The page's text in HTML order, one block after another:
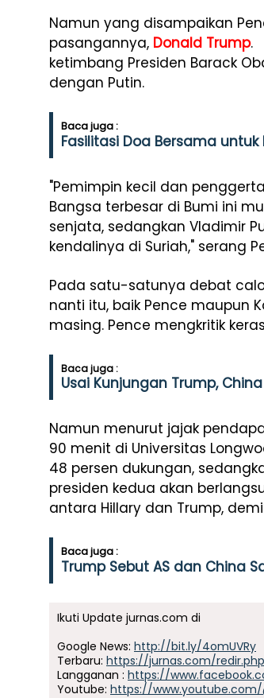
Namun yang disampaikan
pasangannya, Donald Trump.
ketimbang Presiden Barack
dengan Putin.
Baca juga :
Fasilitasi Doa Bersama untuk
"Pemimpin kecil dan
Bangsa terbesar di Bumi ini
senjata, sedangkan Vladimir
kendalinya di Suriah," serang
Pada satu-satunya debat
nanti itu, baik Pence maupun
masing. Pence mengkritik
Baca juga :
Usai Kunjungan Trump,
Namun menurut jajak
90 menit di Universitas
48 persen dukungan,
presiden kedua akan
antara Hillary dan Trump,
Baca juga :
Trump Sebut AS dan China
Ikuti Update jurnas.com di
Google News: http://bit.ly/4omUVRy
Terbaru: https://jurnas.com/
Langganan : https://
Youtube: https://www.youtube.com/